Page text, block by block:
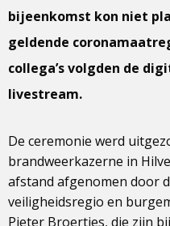
bijeenkomst kon niet
geldende
collega’s volgden de
livestream.
De ceremonie werd
brandweerkazerne in
afstand afgenomen door
veiligheidsregio en
Pieter Broertjes, die zijn